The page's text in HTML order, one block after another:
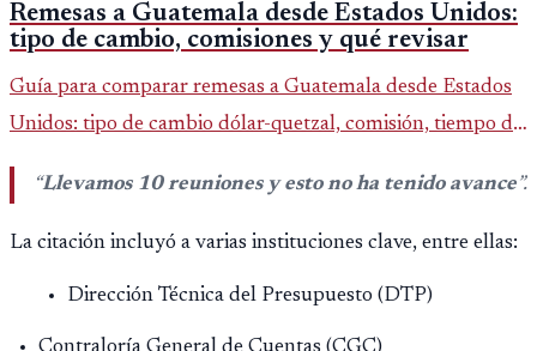
Remesas a Guatemala desde Estados Unidos:
tipo de cambio, comisiones y qué revisar
Guía para comparar remesas a Guatemala desde Estados
Unidos: tipo de cambio dólar-quetzal, comisión, tiempo de
entrega y errores que reducen el dinero recibido.
“Llevamos 10 reuniones y esto no ha tenido avance”.
La citación incluyó a varias instituciones clave, entre ellas:
Dirección Técnica del Presupuesto (DTP)